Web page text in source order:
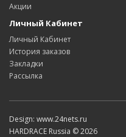
Акции
Личный Кабинет
Личный Кабинет
История заказов
Закладки
Рассылка
Design: www.24nets.ru
HARDRACE Russia © 2026